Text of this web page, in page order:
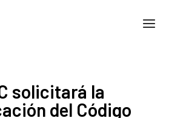
solicitará la
del Código